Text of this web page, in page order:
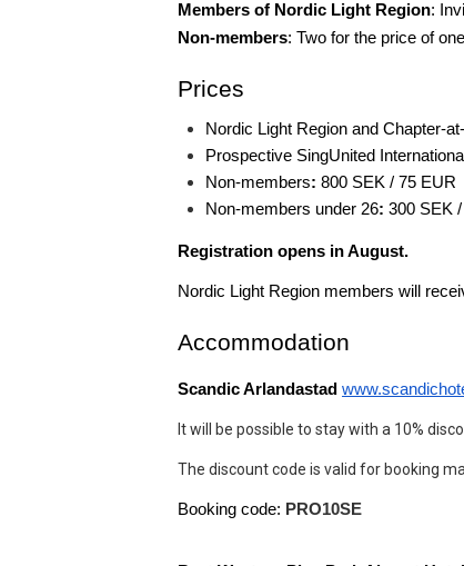
Members of Nordic Light Region:
Non-members: Two for the price of
Prices
Nordic Light Region and Chapter-
Prospective SingUnited
Non-members: 800 SEK / 75 EUR
Non-members under 26: 300 SEK
Registration opens in August.
Nordic Light Region members will
Accommodation
Scandic Arlandastad
It will be possible to stay with a 10%
The discount code is valid for booking
Booking code: PRO10SE